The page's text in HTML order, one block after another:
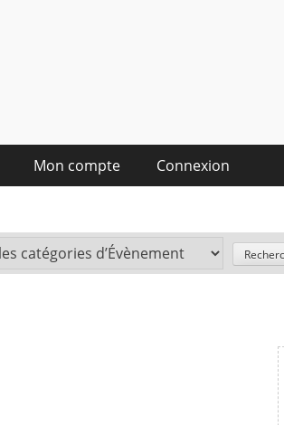
Mon compte Connexion